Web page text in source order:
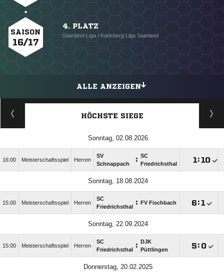
SAISON
16/17
4. PLATZ
Saarland-Liga / Karlsberg Liga Saarland
ALLE ANZEIGEN
HÖCHSTE SIEGE
Sonntag, 02.08.2026
16:00 Meisterschaftsspiel Herren
SV
Schnappach
: SC
Friedrichsthal
:
Sonntag, 18.08.2024
15:00 Meisterschaftsspiel Herren
SC
Friedrichsthal
: FV Fischbach :
Sonntag, 22.09.2024
15:00 Meisterschaftsspiel Herren
SC
Friedrichsthal
:
DJK
Püttlingen
: 
Donnerstag, 20.02.2025